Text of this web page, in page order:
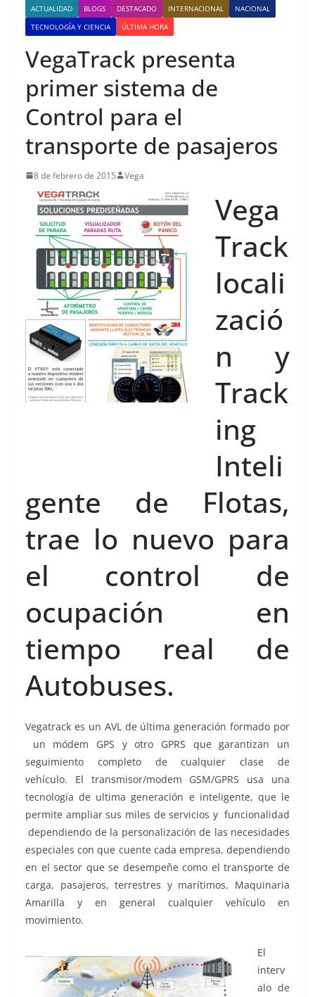
ACTUALIDAD BLOGS DESTACADO INTERNACIONAL
NACIONAL
TECNOLOGÍA Y CIENCIA
ÚLTIMA HORA
VegaTrack presenta
primer sistema de
Control para el
transporte de pasajeros
8 de febrero de 2015 Vega
Vega
Track
locali
zació
n y
Track
ing
Inteli
gente de Flotas,
trae lo nuevo para
el control de
ocupación en
tiempo real de
Autobuses.
Vegatrack es un AVL de última generación formado por
un módem GPS y otro GPRS que garantizan un
seguimiento completo de cualquier clase de
vehículo. El transmisor/modem GSM/GPRS usa una
tecnología de ultima generación e inteligente, que le
permite ampliar sus miles de servicios y funcionalidad
dependiendo de la personalización de las necesidades
especiales con que cuente cada empresa, dependiendo
en el sector que se desempeñe como el transporte de
carga, pasajeros, terrestres y marítimos, Maquinaria
Amarilla y en general cualquier vehículo en
movimiento.
El
interv
alo de